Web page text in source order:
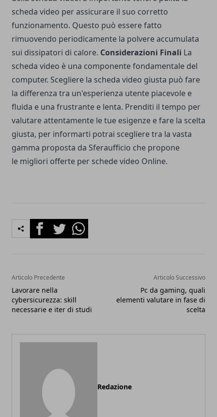
scheda video per assicurare il suo corretto
funzionamento. Questo può essere fatto
rimuovendo periodicamente la polvere accumulata
sui dissipatori di calore. Considerazioni Finali La
scheda video è una componente fondamentale del
computer. Scegliere la scheda video giusta può fare
la differenza tra un'esperienza utente piacevole e
fluida e una frustrante e lenta. Prenditi il tempo per
valutare attentamente le tue esigenze e fare la scelta
giusta, per informarti potrai scegliere tra la vasta
gamma proposta da Sferaufficio che propone
le migliori offerte per schede video Online.
FacebookTwitterWhatsapp
Articolo Precedente
Lavorare nella
cybersicurezza: skill
necessarie e iter di studi
Articolo Successivo
Pc da gaming, quali
elementi valutare in fase di
scelta
Redazione